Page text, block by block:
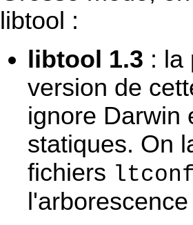
libtool :
libtool 1.3 : la
version de
ignore Darwin
statiques. On
fichiers